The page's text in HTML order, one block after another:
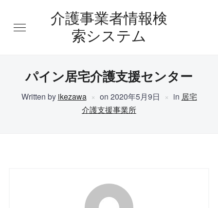
介護事業者情報検
索システム
パイン居宅介護支援センター
Written by ikezawa on 2020年5月9日 in 居宅
介護支援事業所